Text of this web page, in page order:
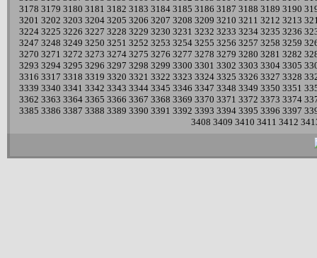
3178 3179 3180 3181 3182 3183 3184 3185 3186 3187 3188 3189 3190
3201 3202 3203 3204 3205 3206 3207 3208 3209 3210 3211 3212 3213
3224 3225 3226 3227 3228 3229 3230 3231 3232 3233 3234 3235 3236
3247 3248 3249 3250 3251 3252 3253 3254 3255 3256 3257 3258 3259
3270 3271 3272 3273 3274 3275 3276 3277 3278 3279 3280 3281 3282
3293 3294 3295 3296 3297 3298 3299 3300 3301 3302 3303 3304 3305
3316 3317 3318 3319 3320 3321 3322 3323 3324 3325 3326 3327 3328
3339 3340 3341 3342 3343 3344 3345 3346 3347 3348 3349 3350 3351
3362 3363 3364 3365 3366 3367 3368 3369 3370 3371 3372 3373 3374
3385 3386 3387 3388 3389 3390 3391 3392 3393 3394 3395 3396 3397
3408 3409 3410 3411 3412